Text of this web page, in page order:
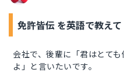
免許皆伝 を英語で教えて
会社で、後輩に「君はとて
よ」と言いたいです。